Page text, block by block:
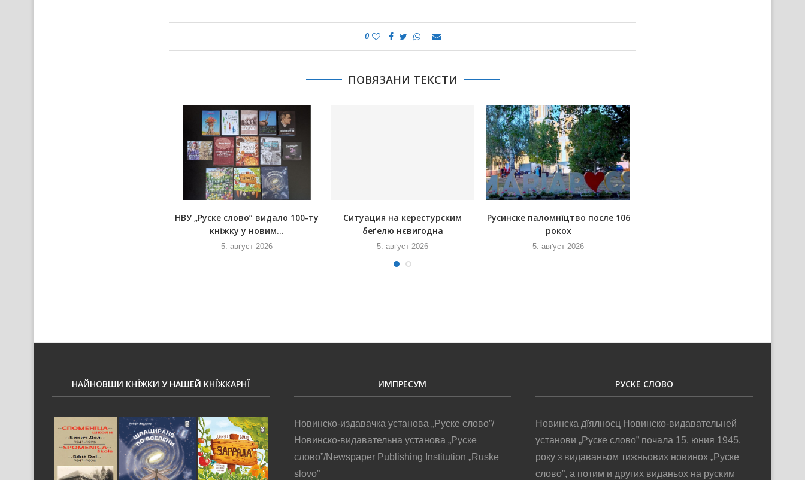
0
ПОВЯЗАНИ ТЕКСТИ
НВУ „Руске слово” видало 100-ту
кнїжку у новим...
5. авґуст 2026
Ситуация на керестурским
беґелю нєвигодна
5. авґуст 2026
Русинске паломнїцтво после 106
рокох
5. авґуст 2026
НАЙНОВШИ КНЇЖКИ У НАШЕЙ КНЇЖКАРНЇ ИМПРЕСУМ
Новинско-издавачка установа „Руске слово”/
Новинско-видавательна установа „Руске
слово”/Newspaper Publishing Institution „Ruske
slovo”
РУСКЕ СЛОВО
Новинска дїялносц Новинско-видавательней
установи „Руске слово” почала 15. юния 1945.
року з видаваньом тижньових новинох „Руске
слово”, а потим и других виданьох на руским